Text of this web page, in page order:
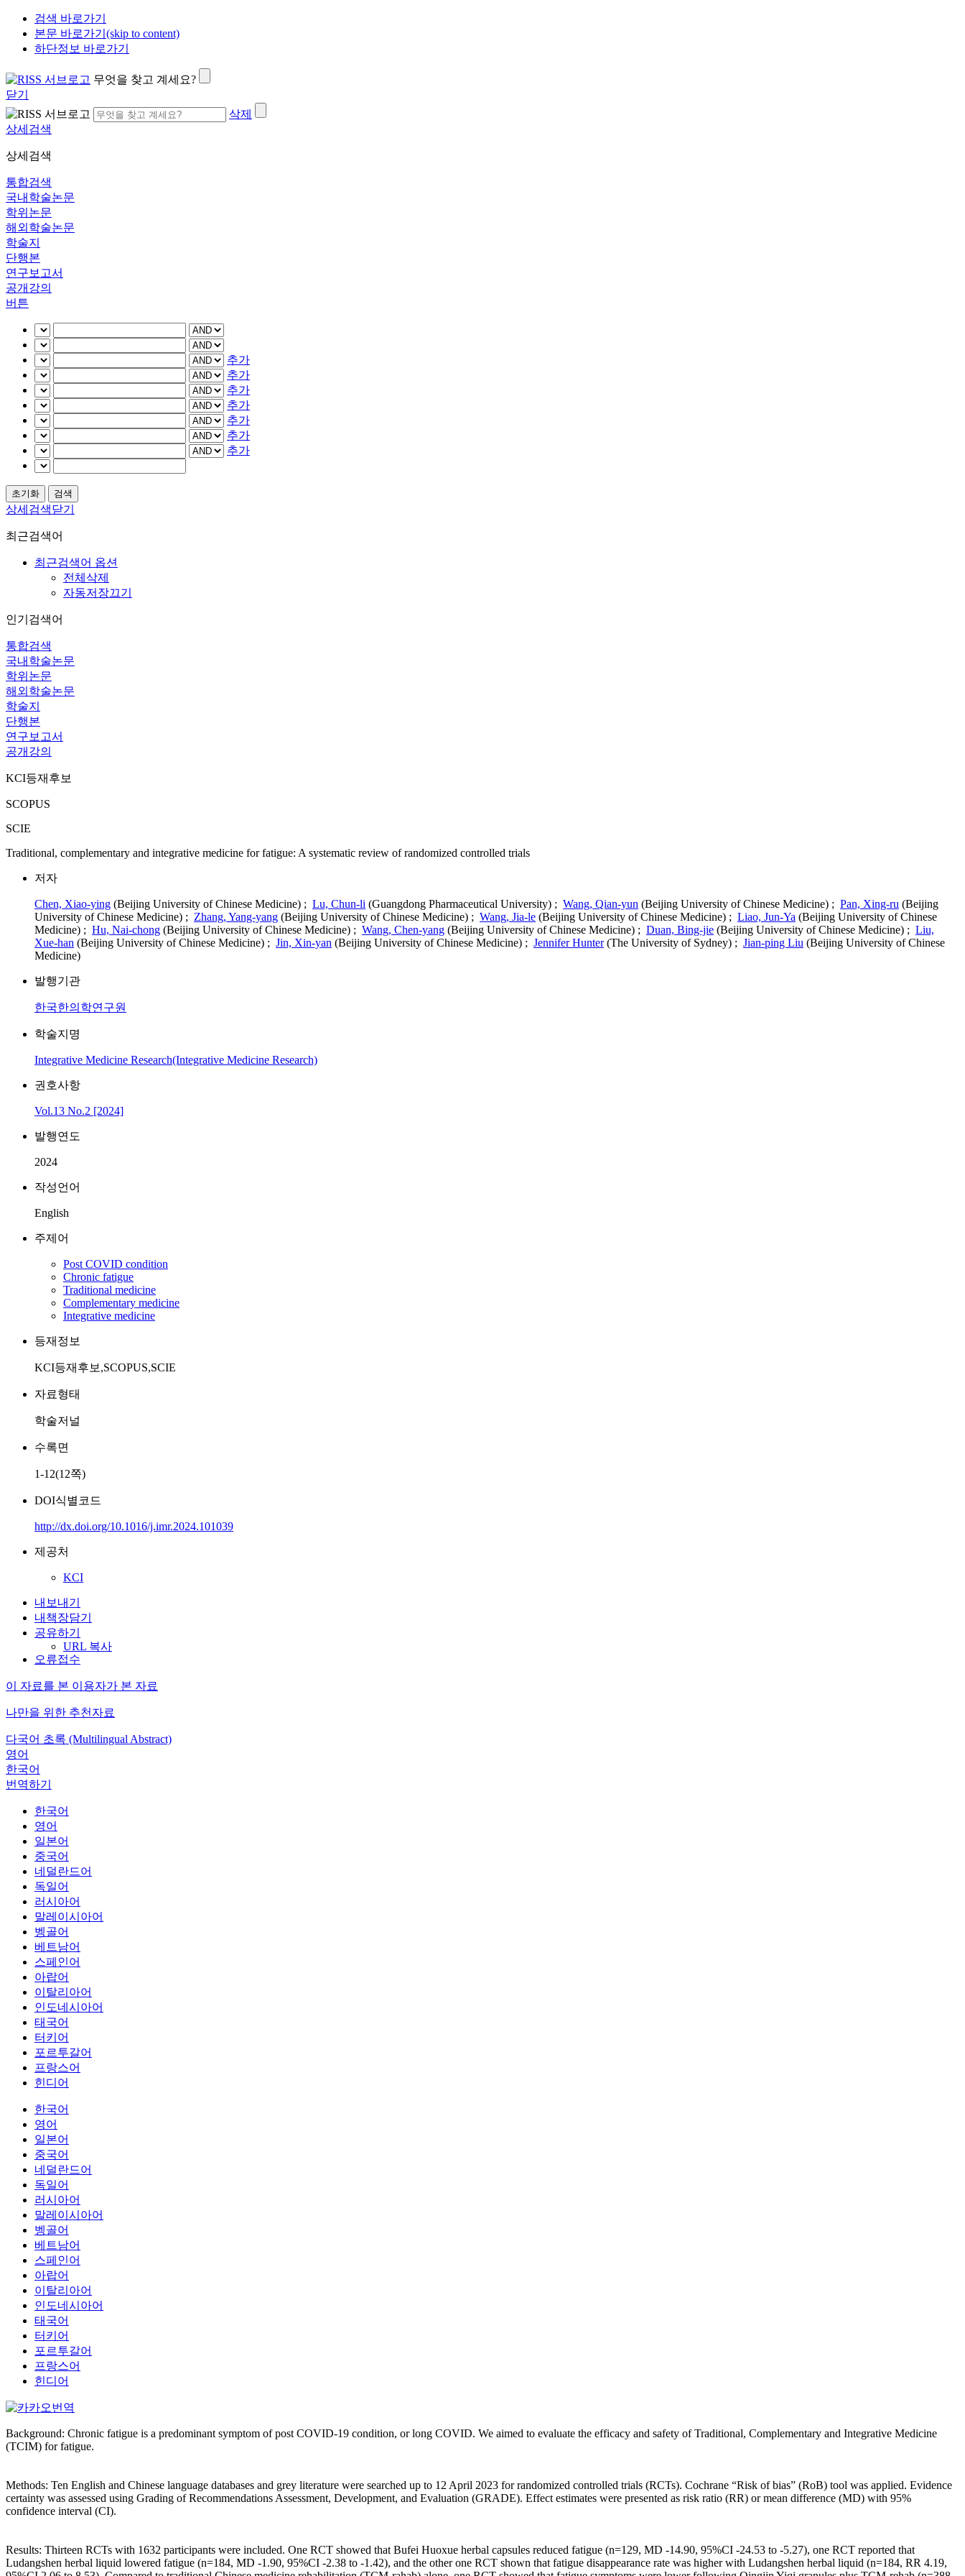
검색 바로가기
본문 바로가기(skip to content)
하단정보 바로가기
무엇을 찾고 계세요?
닫기
삭제
상세검색
상세검색
통합검색
국내학술논문
학위논문
해외학술논문
학술지
단행본
연구보고서
공개강의
버튼
추가
추가
추가
추가
추가
추가
추가
상세검색닫기
최근검색어
최근검색어 옵션
전체삭제
자동저장끄기
인기검색어
통합검색
국내학술논문
학위논문
해외학술논문
학술지
단행본
연구보고서
공개강의
KCI등재후보
SCOPUS
SCIE
Traditional, complementary and integrative medicine for fatigue: A systematic review of randomized controlled trials
저자
Chen, Xiao-ying (Beijing University of Chinese Medicine) ; Lu, Chun-li (Guangdong Pharmaceutical University) ; Wang, Qian-yun (Beijing University of Chinese Medicine) ; Pan, Xing-ru (Beijing
University of Chinese Medicine) ; Zhang, Yang-yang (Beijing University of Chinese Medicine) ; Wang, Jia-le (Beijing University of Chinese Medicine) ; Liao, Jun-Ya (Beijing University of Chinese
Medicine) ; Hu, Nai-chong (Beijing University of Chinese Medicine) ; Wang, Chen-yang (Beijing University of Chinese Medicine) ; Duan, Bing-jie (Beijing University of Chinese Medicine) ; Liu,
Xue-han (Beijing University of Chinese Medicine) ; Jin, Xin-yan (Beijing University of Chinese Medicine) ; Jennifer Hunter(The University of Sydney) ; Jian-ping Liu (Beijing University of Chinese
Medicine)
발행기관
한국한의학연구원
학술지명
Integrative Medicine Research(Integrative Medicine Research)
권호사항
Vol.13 No.2 [2024]
발행연도
2024
작성언어
English
주제어
Post COVID condition
Chronic fatigue
Traditional medicine
Complementary medicine
Integrative medicine
등재정보
KCI등재후보,SCOPUS,SCIE
자료형태
학술저널
수록면
1-12(12쪽)
DOI식별코드
http://dx.doi.org/10.1016/j.imr.2024.101039
제공처
KCI
내보내기
내책장담기
공유하기
URL 복사
오류접수
이 자료를 본 이용자가 본 자료
나만을 위한 추천자료
다국어 초록 (Multilingual Abstract)
영어
한국어
번역하기
한국어
영어
일본어
중국어
네덜란드어
독일어
러시아어
말레이시아어
벵골어
베트남어
스페인어
아랍어
이탈리아어
인도네시아어
태국어
터키어
포르투갈어
프랑스어
힌디어
한국어
영어
일본어
중국어
네덜란드어
독일어
러시아어
말레이시아어
벵골어
베트남어
스페인어
아랍어
이탈리아어
인도네시아어
태국어
터키어
포르투갈어
프랑스어
힌디어
Background: Chronic fatigue is a predominant symptom of post COVID-19 condition, or long COVID. We aimed to evaluate the efficacy and safety of Traditional, Complementary and Integrative Medicine
(TCIM) for fatigue.
Methods: Ten English and Chinese language databases and grey literature were searched up to 12 April 2023 for randomized controlled trials (RCTs). Cochrane “Risk of bias” (RoB) tool was applied. Evidence
certainty was assessed using Grading of Recommendations Assessment, Development, and Evaluation (GRADE). Effect estimates were presented as risk ratio (RR) or mean difference (MD) with 95%
confidence interval (CI).
Results: Thirteen RCTs with 1632 participants were included. One RCT showed that Bufei Huoxue herbal capsules reduced fatigue (n=129, MD -14.90, 95%CI -24.53 to -5.27), one RCT reported that
Ludangshen herbal liquid lowered fatigue (n=184, MD -1.90, 95%CI -2.38 to -1.42), and the other one RCT shown that fatigue disappearance rate was higher with Ludangshen herbal liquid (n=184, RR 4.19,